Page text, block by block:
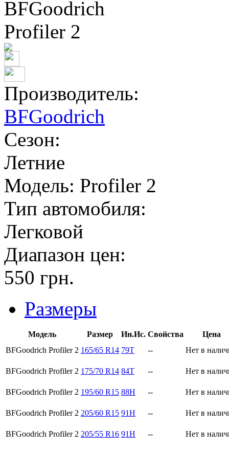
Производитель:
BFGoodrich
Сезон:
Летние
Модель: Profiler 2
Тип автомобиля:
Легковой
Диапазон цен:
550 грн.
Размеры
Модель Размер Ин.Ис. Свойства
Цена
BFGoodrich Profiler 2 165/65 R14 79T -- Нет в
BFGoodrich Profiler 2 175/70 R14 84T -- Нет в
BFGoodrich Profiler 2 195/60 R15 88H -- Нет в
BFGoodrich Profiler 2 205/60 R15 91H -- Нет в
BFGoodrich Profiler 2 205/55 R16 91H -- Нет в